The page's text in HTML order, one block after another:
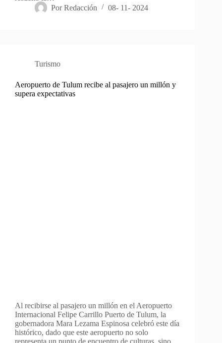
Por Redacción 08- 11- 2024
Turismo
Aeropuerto de Tulum recibe al pasajero un millón y
supera expectativas
Al recibirse al pasajero un millón en el Aeropuerto
Internacional Felipe Carrillo Puerto de Tulum, la
gobernadora Mara Lezama Espinosa celebró este día
histórico, dado que este aeropuerto no solo
representa un punto de encuentro de culturas, sino